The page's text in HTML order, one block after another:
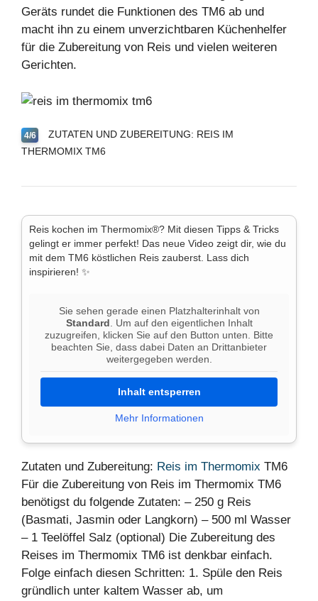
Geräts rundet die Funktionen des TM6 ab und
macht ihn zu einem unverzichtbaren Küchenhelfer
für die Zubereitung von Reis und vielen weiteren
Gerichten.
4/6
ZUTATEN UND ZUBEREITUNG: REIS IM
THERMOMIX TM6
Reis kochen im Thermomix®? Mit diesen Tipps & Tricks
gelingt er immer perfekt! Das neue Video zeigt dir, wie du
mit dem TM6 köstlichen Reis zauberst. Lass dich
inspirieren! ✨
Sie sehen gerade einen Platzhalterinhalt von
Standard. Um auf den eigentlichen Inhalt
zuzugreifen, klicken Sie auf den Button unten. Bitte
beachten Sie, dass dabei Daten an Drittanbieter
weitergegeben werden.
Inhalt entsperren
Mehr Informationen
Zutaten und Zubereitung: Reis im Thermomix TM6
Für die Zubereitung von Reis im Thermomix TM6
benötigst du folgende Zutaten: – 250 g Reis
(Basmati, Jasmin oder Langkorn) – 500 ml Wasser
– 1 Teelöffel Salz (optional) Die Zubereitung des
Reises im Thermomix TM6 ist denkbar einfach.
Folge einfach diesen Schritten: 1. Spüle den Reis
gründlich unter kaltem Wasser ab, um